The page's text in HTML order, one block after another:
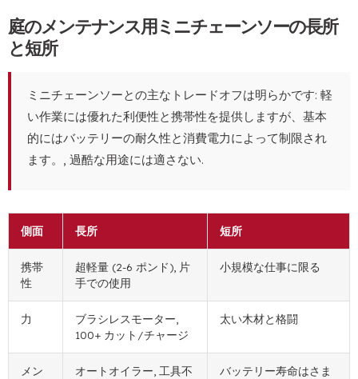
庭のメンテナンス用ミニチェーンソーの長所
と短所
ミニチェーンソーとの主なトレードオフは明らかです: 軽
い作業には優れた利便性と携帯性を提供しますが、基本
的にはバッテリーの耐久性と消費電力によって制限され
ます。, 過酷な用途には適さない.
側面 長所 短所
携帯
性
超軽量 (2-6 ポンド), 片
手での使用
小規模な仕事に限る
力
ブラシレスモーター,
100+ カット/チャージ
太い木材と格闘
メン
オートオイラー, 工具不
バッテリー寿命はさま